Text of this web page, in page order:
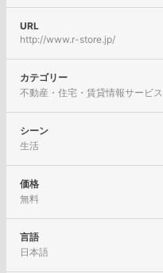
URL
http://www.r-store.jp/
カテゴリー
不動産・住宅・賃貸情報サービス
シーン
生活
価格
無料
言語
日本語